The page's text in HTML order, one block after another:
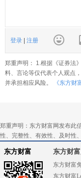
登录 注册
郑重声明： 1.根据《证券法
料、言论等仅代表个人观点
并承担相应风险。
《东方财
郑重声明：东方财富网发布此
性、完整性、有效性、及时性
东方财富 东方财
东方财富
东方财富